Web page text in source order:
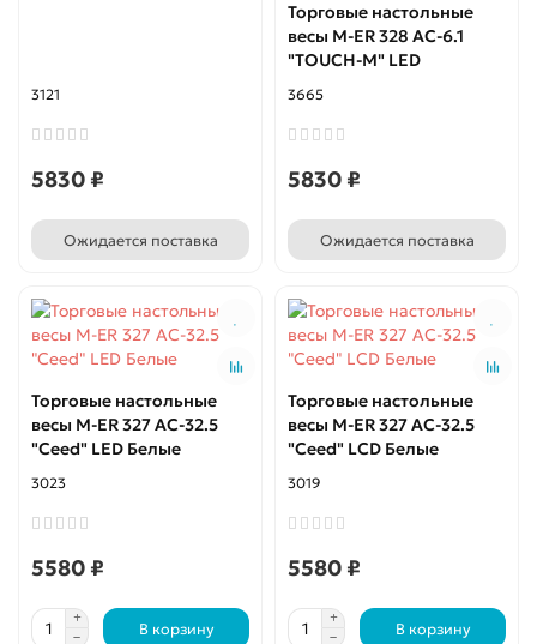
3121
5830 ₽
Ожидается поставка
Торговые настольные
весы M-ER 328 AC-6.1
"TOUCH-M" LED
3665
5830 ₽
Ожидается поставка
Торговые настольные
весы M-ER 327 AC-32.5
"Ceed" LED Белые
3023
5580 ₽
В корзину
Торговые настольные
весы M-ER 327 AC-32.5
"Ceed" LCD Белые
3019
5580 ₽
В корзину